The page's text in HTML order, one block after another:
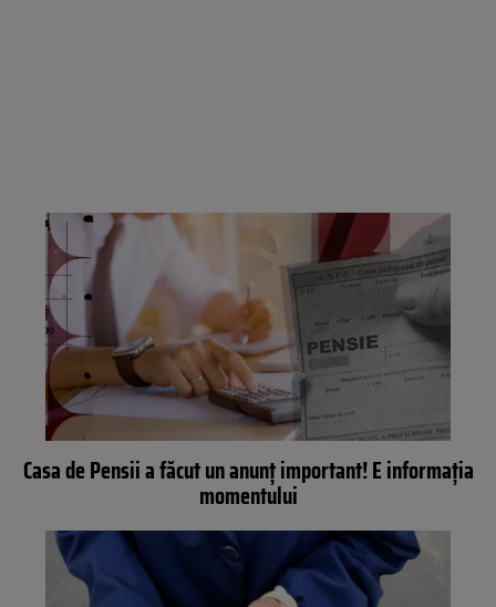
Casa de Pensii a făcut un anunț important! E informația
momentului